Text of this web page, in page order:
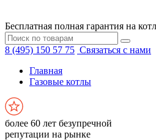
Бесплатная полная гарантия на
8 (495) 150 57 75 Связаться с нами
Главная
Газовые котлы
более 60 лет безупречной
репутации на рынке